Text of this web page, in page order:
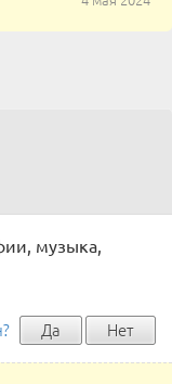
музыка,
Да Нет